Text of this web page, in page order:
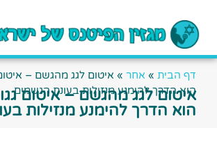
דף הבית » אחר » איטום לגג מהגשם – איטום
הוא הדרך להימנע מנזילות בעונת הגשמים
איטום לגג מהגשם – איטום
הוא הדרך להימנע מנזילות